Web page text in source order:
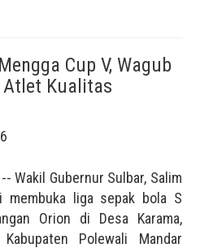
Cup V, Wagub
Atlet Kualitas
Wakil Gubernur Sulbar, Salim
membuka liga sepak bola S
Orion di Desa Karama,
Kabupaten Polewali Mandar